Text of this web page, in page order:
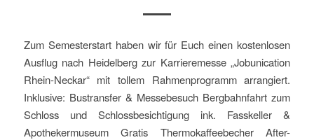
Zum Semesterstart haben wir für Euch einen kostenlosen
Ausflug nach Heidelberg zur Karrieremesse „Jobunication
Rhein-Neckar“ mit tollem Rahmenprogramm arrangiert.
Inklusive: Bustransfer & Messebesuch Bergbahnfahrt zum
Schloss und Schlossbesichtigung ink. Fasskeller &
Apothekermuseum Gratis Thermokaffeebecher After-